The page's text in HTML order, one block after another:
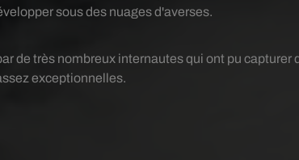
sous des nuages d'averses.
de très nombreux internautes qui ont pu capturer
exceptionnelles.